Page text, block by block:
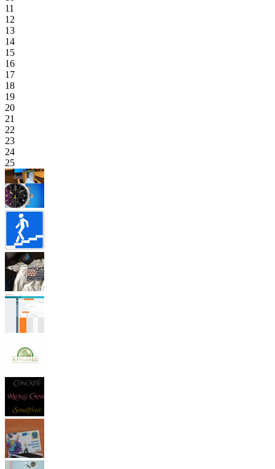
11
12
13
14
15
16
17
18
19
20
21
22
23
24
25